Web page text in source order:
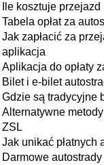
Ile kosztuje
Tabela opłat za
Jak zapłacić za
aplikacja
Aplikacja do opłaty
Bilet i e-bilet
Gdzie są tradycyjne
Alternatywne
ZSL
Jak unikać płatnych
Darmowe